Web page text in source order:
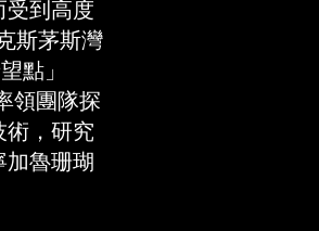
受到高度
斯茅斯灣
點」
領團隊探
術，研究
魯珊瑚